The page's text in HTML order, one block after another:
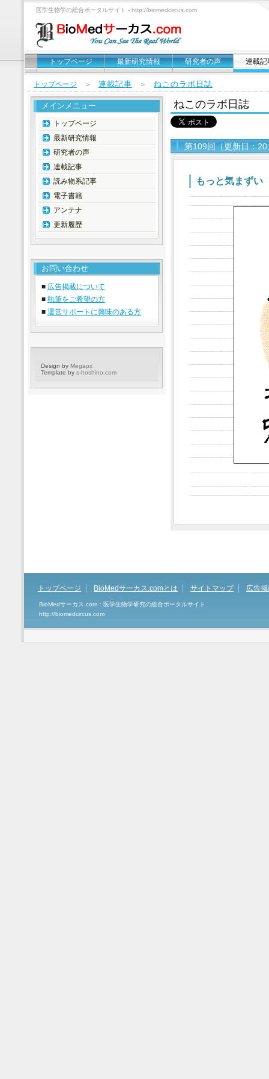
医学生物学の総合ポータルサイト - http://biomedcircus.com
トップページ 最新研究情報 研究者の声 連載記
トップページ ＞ 連載記事 ＞ ねこのラボ日誌
ねこのラボ日誌
第109回（更新日：
もっと気まずい
メインメニュー
トップページ
最新研究情報
研究者の声
連載記事
読み物系記事
電子書籍
アンテナ
更新履歴
お問い合わせ
■ 広告掲載について
■ 執筆をご希望の方
■ 運営サポートに興味のある方
Design by Megapx
Template by s-hoshino.com
トップページ BioMedサーカス.comとは サイトマップ 広告
BioMedサーカス.com：医学生物学研究の総合ポータルサイト
http://biomedcircus.com